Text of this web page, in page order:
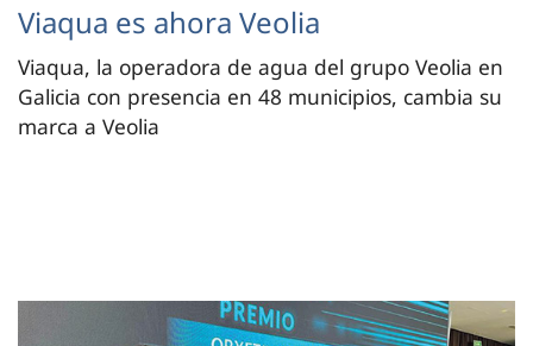
Viaqua es ahora Veolia
Viaqua, la operadora de agua del grupo Veolia en
Galicia con presencia en 48 municipios, cambia su
marca a Veolia